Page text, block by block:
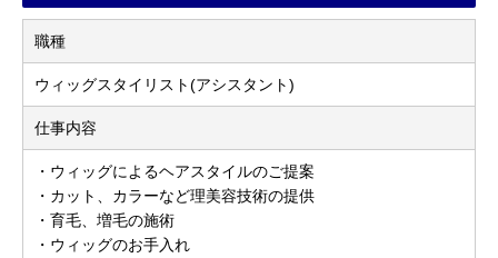
職種
ウィッグスタイリスト(アシスタント)
仕事内容
・ウィッグによるヘアスタイルのご提案
・カット、カラーなど理美容技術の提供
・育毛、増毛の施術
・ウィッグのお手入れ